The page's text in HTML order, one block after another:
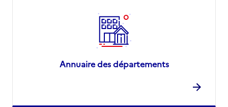
Annuaire des départements